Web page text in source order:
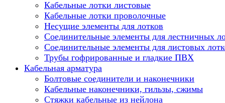
Кабельные лотки листовые
Кабельные лотки проволочные
Несущие элементы для лотков
Соединительные элементы для лестничных
Соединительные элементы для листовых
Трубы гофрированные и гладкие ПВХ
Кабельная арматура
Болтовые соединители и наконечники
Кабельные наконечники, гильзы, сжимы
Стяжки кабельные из нейлона